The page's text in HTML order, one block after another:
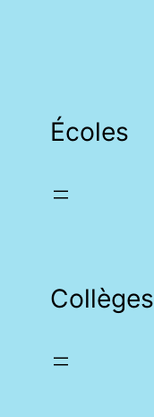
Écoles
Collèges